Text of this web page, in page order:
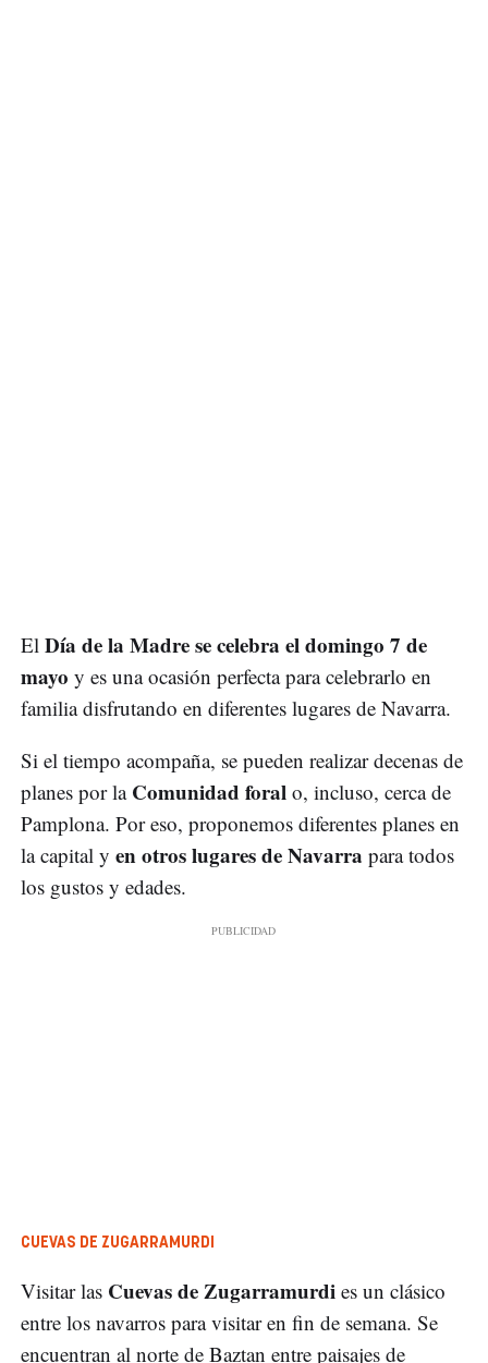
El Día de la Madre se celebra el domingo 7 de
mayo y es una ocasión perfecta para celebrarlo en
familia disfrutando en diferentes lugares de Navarra.
Si el tiempo acompaña, se pueden realizar decenas de
planes por la Comunidad foral o, incluso, cerca de
Pamplona. Por eso, proponemos diferentes planes en
la capital y en otros lugares de Navarra para todos
los gustos y edades.
CUEVAS DE ZUGARRAMURDI
Visitar las Cuevas de Zugarramurdi es un clásico
entre los navarros para visitar en fin de semana. Se
encuentran al norte de Baztan entre paisajes de